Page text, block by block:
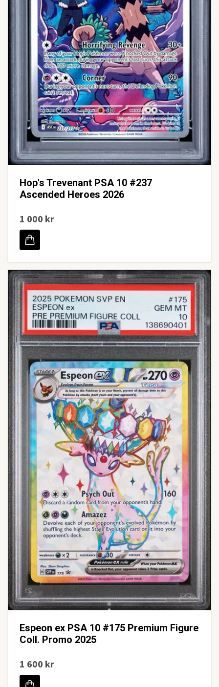
Hop's Trevenant PSA 10 #237
Ascended Heroes 2026
1 000 kr
Espeon ex PSA 10 #175 Premium Figure
Coll. Promo 2025
1 600 kr